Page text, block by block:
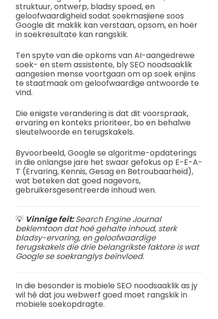
struktuur, ontwerp, bladsy spoed, en
geloofwaardigheid sodat soekmasjiene soos
Google dit maklik kan verstaan, opsom, en hoër
in soekresultate kan rangskik.
Ten spyte van die opkoms van AI-aangedrewe
soek- en stem assistente, bly SEO noodsaaklik
aangesien mense voortgaan om op soek enjins
te staatmaak om geloofwaardige antwoorde te
vind.
Die enigste verandering is dat dit voorspraak,
ervaring en konteks prioriteer, bo en behalwe
sleutelwoorde en terugskakels.
Byvoorbeeld, Google se algoritme-opdaterings
in die onlangse jare het swaar gefokus op E-E-A-
T (Ervaring, Kennis, Gesag en Betroubaarheid),
wat beteken dat goed nagevors,
gebruikersgesentreerde inhoud wen.
💡 Vinnige feit:Search Engine Journal
beklemtoon dat hoë gehalte inhoud, sterk
bladsy-ervaring, en geloofwaardige
terugskakels die drie belangrikste faktore is wat
Google se soekranglys beïnvloed.
In die besonder is mobiele SEO noodsaaklik as jy
wil hê dat jou webwerf goed moet rangskik in
mobiele soekopdragte.